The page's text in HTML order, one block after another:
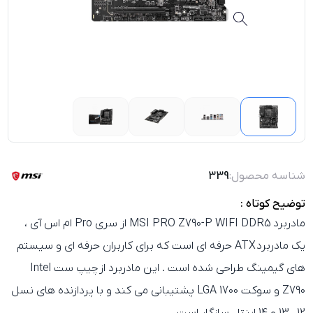
شناسه محصول:339
توضیح کوتاه :
مادربردMSI PRO Z790-P WIFI DDR5 از سری Pro ام اس آی ،
یک مادربردATX حرفه‌ ای
است که برای کاربران حرفه‌ ای و سیستم‌
های گیمینگ طراحی شده است . این مادربرد از
چیپ‌ ست Intel
Z790 و سوکت LGA 1700
پشتیبانی می‌ کند و با پردازنده‌ های نسل